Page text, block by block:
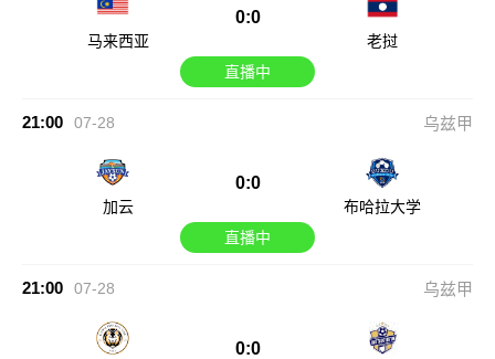
马来西亚
0:0
老挝
直播中
21:00 07-28 乌兹甲
加云
0:0
布哈拉大学
直播中
21:00 07-28 乌兹甲
0:0